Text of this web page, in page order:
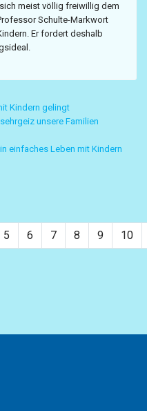
meist völlig freiwillig dem
Schulte-Markwort
Er fordert deshalb
Kindern gelingt
unsere Familien
einfaches Leben mit Kindern
5 6 7 8 9 10